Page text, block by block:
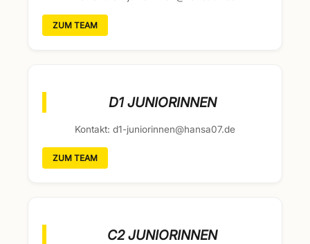
ZUM TEAM
D1 JUNIORINNEN
Kontakt: d1-juniorinnen@hansa07.de
ZUM TEAM
C2 JUNIORINNEN